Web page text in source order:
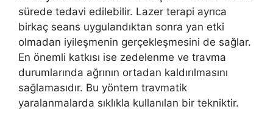
sürede tedavi edilebilir. Lazer terapi ayrıca
birkaç seans uygulandıktan sonra yan etki
olmadan iyileşmenin gerçekleşmesini de sağlar.
En önemli katkısı ise zedelenme ve travma
durumlarında ağrının ortadan kaldırılmasını
sağlamasıdır. Bu yöntem travmatik
yaralanmalarda sıklıkla kullanılan bir tekniktir.